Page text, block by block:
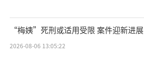
“梅姨”死刑或适用受限 案件迎新进展
2026-08-06 13:05:22